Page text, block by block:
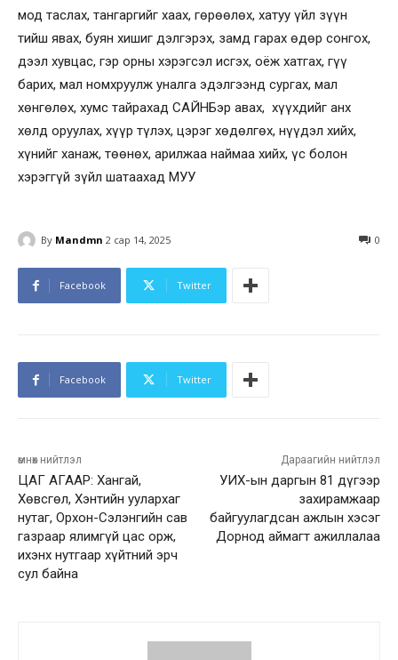
мод таслах, тангаргийг хаах, гөрөөлөх, хатуу үйл зүүн
тийш явах, буян хишиг дэлгэрэх, замд гарах өдөр сонгох,
дээл хувцас, гэр орны хэрэгсэл исгэх, оёж хатгах, гүү
барих, мал номхруулж уналга эдэлгээнд сургах, мал
хөнгөлөх, хумс тайрахад САЙНБэр авах, хүүхдийг анх
хөлд оруулах, хүүр түлэх, цэрэг хөдөлгөх, нүүдэл хийх,
хүнийг ханаж, төөнөх, арилжаа наймаа хийх, үс болон
хэрэггүй зүйл шатаахад МУУ
By Mandmn 2 сар 14, 2025 0
Facebook Twitter
Facebook Twitter
өмнөх нийтлэл
ЦАГ АГААР: Хангай,
Хөвсгөл, Хэнтийн уулархаг
нутаг, Орхон-Сэлэнгийн сав
газраар ялимгүй цас орж,
ихэнх нутгаар хүйтний эрч
сул байна
Дараагийн нийтлэл
УИХ-ын даргын 81 дүгээр
захирамжаар
байгуулагдсан ажлын хэсэг
Дорнод аймагт ажиллалаа